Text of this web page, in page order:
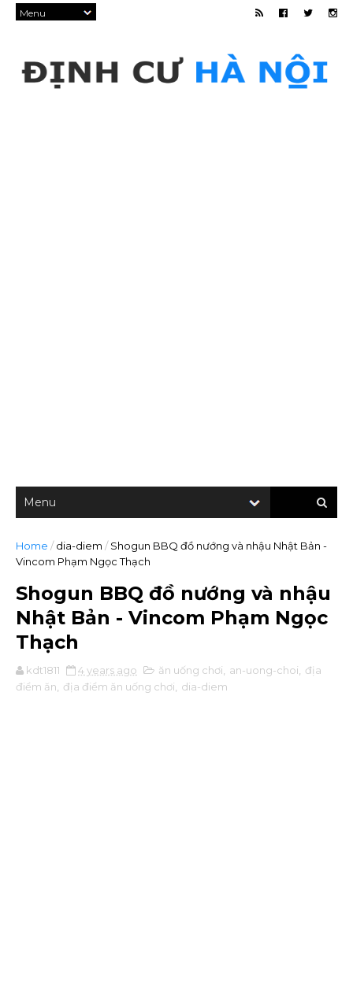
Home / dia-diem / Shogun BBQ đồ nướng và nhậu Nhật Bản -
Vincom Phạm Ngọc Thạch
Shogun BBQ đồ nướng và nhậu
Nhật Bản - Vincom Phạm Ngọc
Thạch
kdt1811 4 years ago ăn uống chơi an-uong-choi
địa
điểm ăn
địa điểm ăn uống chơi dia-diem